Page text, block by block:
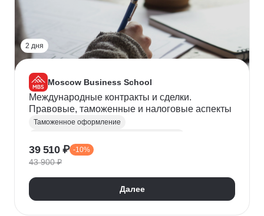
2 дня
Moscow Business School
Международные контракты и сделки.
Правовые, таможенные и налоговые аспекты
Таможенное оформление
Налогообложение
39 510 ₽ -10%
43 900 ₽
Далее